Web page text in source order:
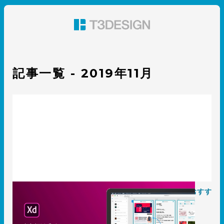
ン 株式会社T3デザイン
記事一覧 - 2019年11月
〈Adobe XD連載②〉初心者はまずこれ！Adobe XDおすす
めプラグイン10選
2019.11.27